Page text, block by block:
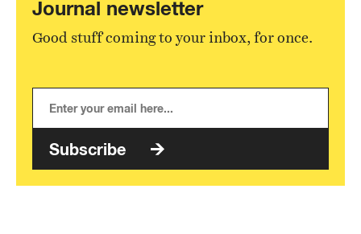
Journal newsletter
Good stuff coming to your inbox, for once.
Subscribe